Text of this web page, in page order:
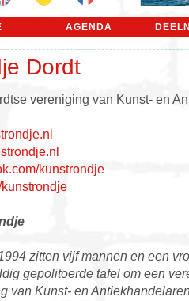
AGENDA
Dordt
vereniging van Kunst- en
kunstrondje
zitten vijf mannen en een
gepolitoerde tafel om een
van Kunst- en